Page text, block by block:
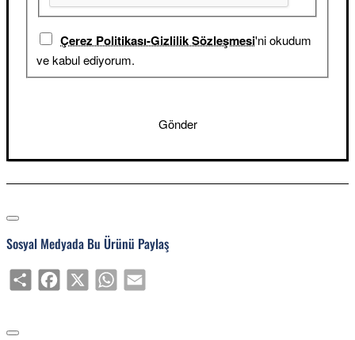
Çerez Politikası-Gizlilik Sözleşmesi'ni okudum
ve kabul ediyorum.
Gönder
Sosyal Medyada Bu Ürünü Paylaş
ShareFacebook
X WhatsAppEmail